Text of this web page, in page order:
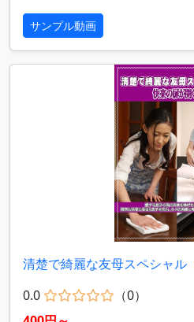
サンプル動画
清楚で綺麗な友母スペシャ
0.0
（0）